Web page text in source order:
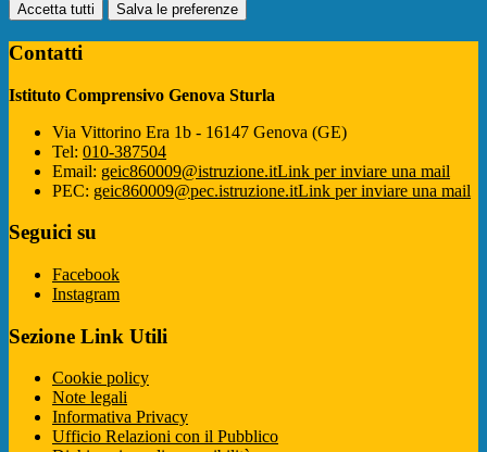
Accetta tutti Salva le preferenze
Contatti
Istituto Comprensivo Genova Sturla
Via Vittorino Era 1b - 16147 Genova (GE)
Tel: 010-387504
Email: geic860009@istruzione.itLink per inviare una mail
PEC: geic860009@pec.istruzione.itLink per inviare una mail
Seguici su
Facebook
Instagram
Sezione Link Utili
Cookie policy
Note legali
Informativa Privacy
Ufficio Relazioni con il Pubblico